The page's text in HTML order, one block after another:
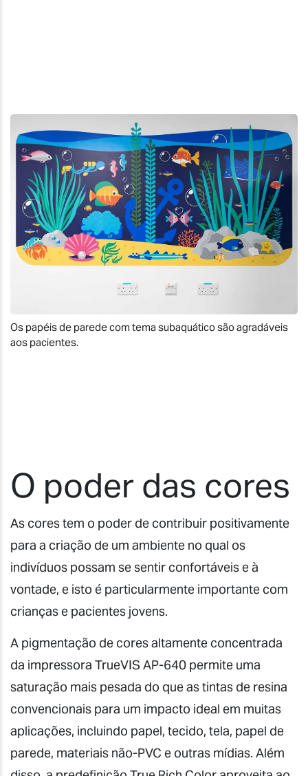
Os papéis de parede com tema subaquático são agradáveis
aos pacientes.
O poder das cores
As cores tem o poder de contribuir positivamente
para a criação de um ambiente no qual os
indivíduos possam se sentir confortáveis e à
vontade, e isto é particularmente importante com
crianças e pacientes jovens.
A pigmentação de cores altamente concentrada
da impressora TrueVIS AP-640 permite uma
saturação mais pesada do que as tintas de resina
convencionais para um impacto ideal em muitas
aplicações, incluindo papel, tecido, tela, papel de
parede, materiais não-PVC e outras mídias. Além